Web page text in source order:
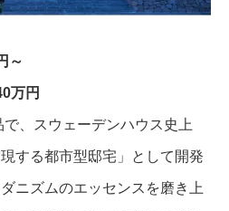
～
万円
、スウェーデンハウス史上
する都市型邸宅」として開発
ニズムのエッセンスを磨き上